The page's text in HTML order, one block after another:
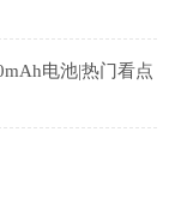
电池|热门看点